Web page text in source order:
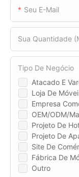
Seu E-Mail
Sua Quantidade
Atacado E
Loja De
Empresa
OEM/ODM/
Projeto De
Projeto De
Site De
Fábrica De
Outro
Tipo De Negócio